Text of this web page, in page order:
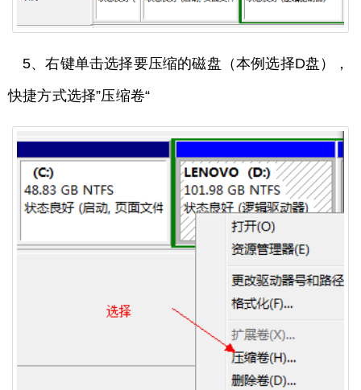
5、右键单击选择要压缩的磁盘（本例选择D盘），
快捷方式选择”压缩卷“